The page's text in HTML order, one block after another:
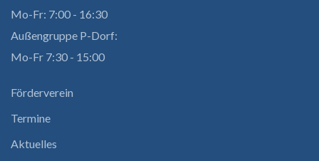
Mo-Fr: 7:00 - 16:30
Außengruppe P-Dorf:
Mo-Fr 7:30 - 15:00
Förderverein
Termine
Aktuelles